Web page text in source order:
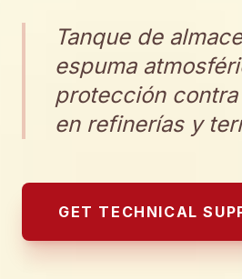
Tanque de
espuma
protección
en refinerías y
GET TECHNICAL